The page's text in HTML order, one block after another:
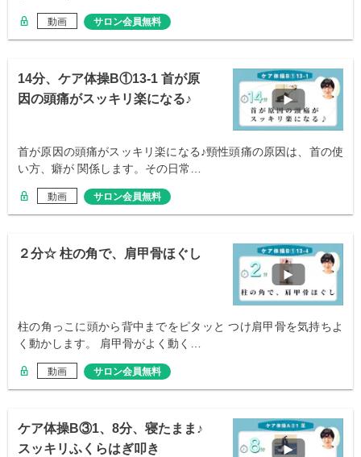
動画 サロン会員無料
14分、ケア体操B①13-1 首が原
因の頭痛がスッキリ楽になる♪
首が原因の頭痛がスッキリ楽になる♪頸性頭痛の原因は、首の使
い方、癖が 関係します。その日常…
動画 サロン会員無料
２分☆ 柱の角で、肩甲骨ほぐし
柱の角っこに頭から背中までをピタッと つけ肩甲骨を気持ちよ
く動かします。 肩甲骨がよく動く…
動画 サロン会員無料
ケア体操B③1、8分、寝たまま♪
スッキリふくらはぎ叩き